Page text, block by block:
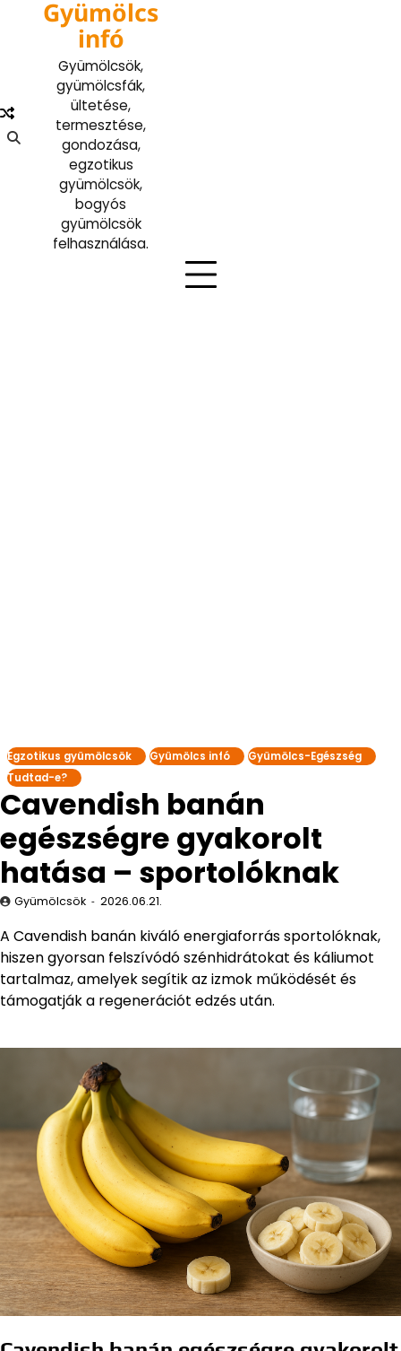
Gyümölcs
infó
Gyümölcsök,
gyümölcsfák,
ültetése,
termesztése,
gondozása,
egzotikus
gyümölcsök,
bogyós
gyümölcsök
felhasználása.
Egzotikus gyümölcsök Gyümölcs infó
Gyümölcs-Egészség
Tudtad-e?
Cavendish banán
egészségre gyakorolt
hatása – sportolóknak
Gyümölcsök 2026.06.21.
A Cavendish banán kiváló energiaforrás sportolóknak,
hiszen gyorsan felszívódó szénhidrátokat és káliumot
tartalmaz, amelyek segítik az izmok működését és
támogatják a regenerációt edzés után.